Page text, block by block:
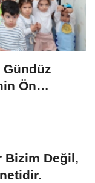
Ön
Bizim Değil,